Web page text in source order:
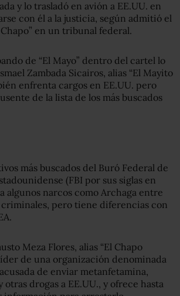
y lo trasladó en avión a EE.UU. en
con él a la justicia, según admitió el
en un tribunal federal.
de “El Mayo” dentro del cartel lo
Zambada Sicairos, alias “El Mayito
enfrenta cargos en EE.UU. pero
de la lista de los más buscados
más buscados del Buró Federal de
(FBI por sus siglas en
algunos narcos como Archaga entre
pero tiene diferencias con
Meza Flores, alias “El Chapo
de una organización denominada
de enviar metanfetamina,
drogas a EE.UU., y ofrece hasta